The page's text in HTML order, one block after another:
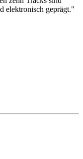
elektronisch geprägt."